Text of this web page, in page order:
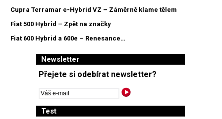
Cupra Terramar e-Hybrid VZ – Záměrně klame tělem
Fiat 500 Hybrid – Zpět na značky
Fiat 600 Hybrid a 600e – Renesance…
Newsletter
Přejete si odebírat newsletter?
Test